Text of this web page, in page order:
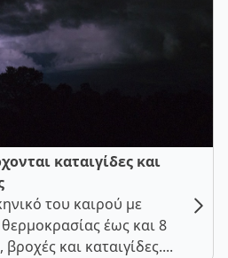
καταιγίδες και
του καιρού με
έως και 8
και καταιγίδες....